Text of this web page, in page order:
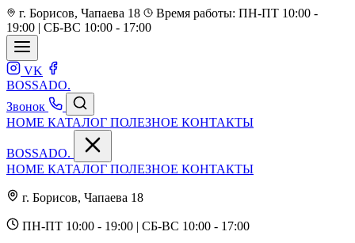
г. Борисов, Чапаева 18
Время работы: ПН-ПТ 10:00 -
19:00 | СБ-ВС 10:00 - 17:00
VK
BOSSADO.
Звонок
HOME КАТАЛОГ ПОЛЕЗНОЕ КОНТАКТЫ
BOSSADO.
HOME КАТАЛОГ ПОЛЕЗНОЕ КОНТАКТЫ
г. Борисов, Чапаева 18
ПН-ПТ 10:00 - 19:00 | СБ-ВС 10:00 - 17:00